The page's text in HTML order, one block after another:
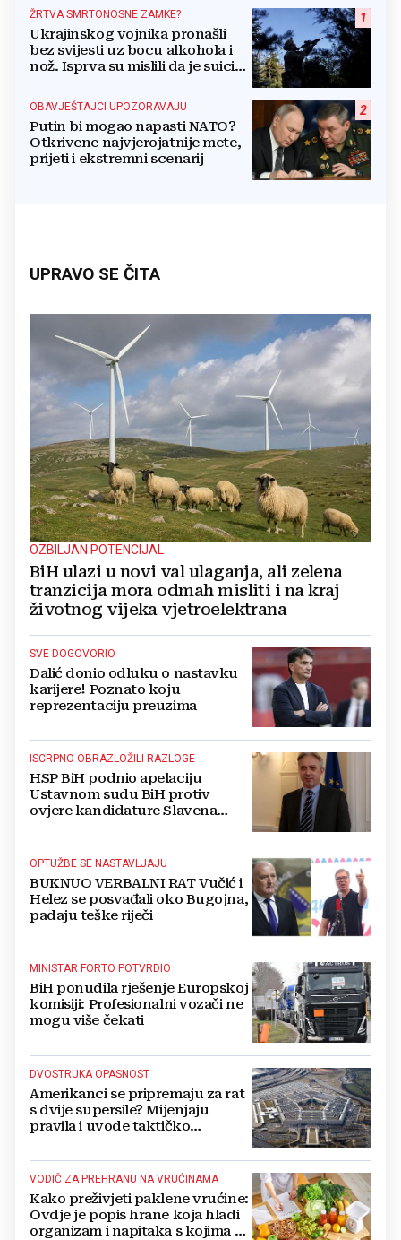
1
ŽRTVA SMRTONOSNE ZAMKE?
Ukrajinskog vojnika pronašli
bez svijesti uz bocu alkohola i
nož. Isprva su mislili da je suicid,
2
OBAVJEŠTAJCI UPOZORAVAJU
Putin bi mogao napasti NATO?
Otkrivene najvjerojatnije mete,
prijeti i ekstremni scenarij
UPRAVO SE ČITA
OZBILJAN POTENCIJAL
BiH ulazi u novi val ulaganja, ali zelena
tranzicija mora odmah misliti i na kraj
životnog vijeka vjetroelektrana
SVE DOGOVORIO
Dalić donio odluku o nastavku
karijere! Poznato koju
reprezentaciju preuzima
ISCRPNO OBRAZLOŽILI RAZLOGE
HSP BiH podnio apelaciju
Ustavnom sudu BiH protiv
ovjere kandidature Slavena
OPTUŽBE SE NASTAVLJAJU
BUKNUO VERBALNI RAT Vučić i
Helez se posvađali oko Bugojna,
padaju teške riječi
MINISTAR FORTO POTVRDIO
BiH ponudila rješenje Europskoj
komisiji: Profesionalni vozači ne
mogu više čekati
DVOSTRUKA OPASNOST
Amerikanci se pripremaju za rat
s dvije supersile? Mijenjaju
pravila i uvode taktičko
VODIČ ZA PREHRANU NA VRUĆINAMA
Kako preživjeti paklene vrućine:
Ovdje je popis hrane koja hladi
organizam i napitaka s kojima si